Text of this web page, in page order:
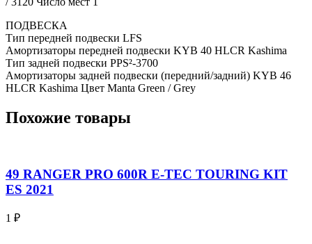
ПОДВЕСКА
Тип передней подвески LFS
Амортизаторы передней подвески KYB 40 HLCR Kashima
Тип задней подвески PPS²-3700
Амортизаторы задней подвески (передний/задний) KYB 46
HLCR Kashima Цвет Manta Green / Grey
Похожие товары
49 RANGER PRO 600R E-TEC TOURING KIT
ES 2021
1 ₽